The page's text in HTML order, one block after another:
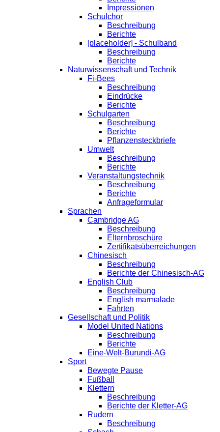
Impressionen
Schulchor
Beschreibung
Berichte
[placeholder] - Schulband
Beschreibung
Berichte
Naturwissenschaft und Technik
Fi-Bees
Beschreibung
Eindrücke
Berichte
Schulgarten
Beschreibung
Berichte
Pflanzensteckbriefe
Umwelt
Beschreibung
Berichte
Veranstaltungstechnik
Beschreibung
Berichte
Anfrageformular
Sprachen
Cambridge AG
Beschreibung
Elternbroschüre
Zertifikatsüberreichungen
Chinesisch
Beschreibung
Berichte der Chinesisch-AG
English Club
Beschreibung
English marmalade
Fahrten
Gesellschaft und Politik
Model United Nations
Beschreibung
Berichte
Eine-Welt-Burundi-AG
Sport
Bewegte Pause
Fußball
Klettern
Beschreibung
Berichte der Kletter-AG
Rudern
Beschreibung